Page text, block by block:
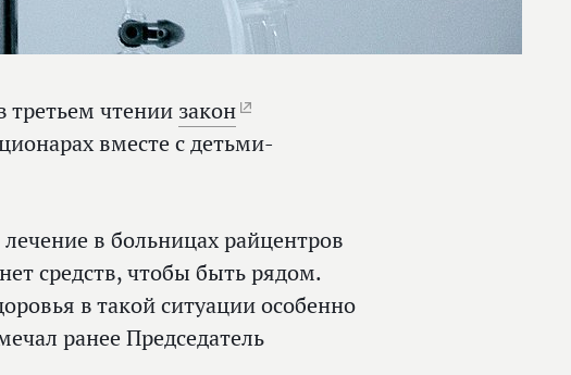
третьем чтении закон
вместе с детьми-
в больницах райцентров
средств, чтобы быть рядом.
в такой ситуации особенно
ранее Председатель